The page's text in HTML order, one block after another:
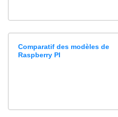
Comparatif des modèles de
Raspberry PI